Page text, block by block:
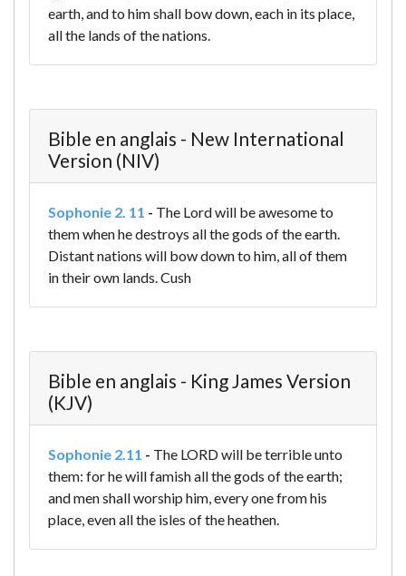
earth,and to him shall bow down,each in its place,
all the lands of the nations.
Bible en anglais - New International
Version (NIV)
Sophonie 2. 11 - The Lord will be awesome to
themwhen he destroys all the gods of the earth.
Distant nations will bow down to him,all of them
in their own lands.Cush
Bible en anglais - King James Version
(KJV)
Sophonie 2.11 - The LORD will be terrible unto
them: for he will famish all the gods of the earth;
and men shall worship him, every one from his
place, even all the isles of the heathen.